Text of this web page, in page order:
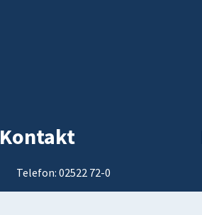
Kontakt
Telefon: 02522 72-0